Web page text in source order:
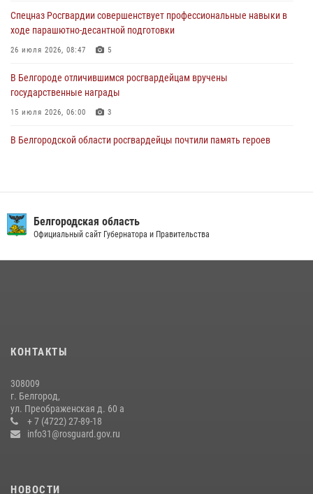
06 августа 2026, 06:54 3
Офицеры Росгвардии и ветераны войск правопорядка почтили
05 августа 2026, 17:12 2
Спецназ Росгвардии совершенствует профессиональные навыки в
ходе парашютно-десантной подготовки
26 июля 2026, 08:47 5
В Белгороде отличившимся росгвардейцам вручены
государственные награды
15 июля 2026, 06:00 3
В Белгородской области росгвардейцы почтили память героев
беседу по профилактике аварийности
09 июля 2026, 10:07
Белгородские росгвардейцы задержали рецидивиста за попытку
кражи из магазина
14 июля 2026, 07:13
Белгородская область
Официальный сайт Губернатора и Правительства
КОНТАКТЫ
308009
г. Белгород,
ул. Преображенская д. 60 а
+ 7 (4722) 27-89-18
info31@rosguard.gov.ru
НОВОСТИ